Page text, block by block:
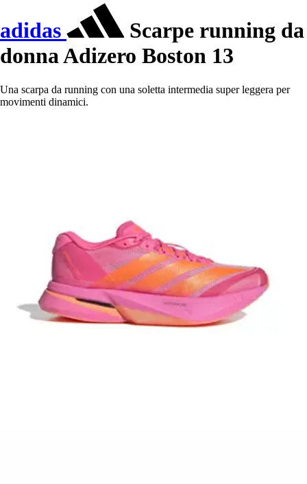
adidas
Scarpe running da
donna Adizero Boston 13
Una scarpa da running con una soletta intermedia super leggera per
movimenti dinamici.